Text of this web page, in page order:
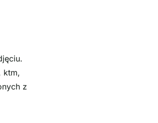
ktm,
z